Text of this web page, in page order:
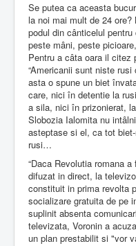
Se putea ca aceasta
la noi mai mult de 24
podul din cânticelul
peste mâni, peste
Pentru a câta oara il citez
“Americanii sunt niste
asta o spune un biet
care, nici în detentie la
a sila, nici în prizonierat,
Slobozia Ialomita nu
asteptase si el, ca tot
rusi…
“Daca Revolutia romana
difuzat in direct, la
constituit in prima revolta
socializare gratuita de pe
suplinit absenta
televizata, Voronin a
un plan prestabilit si "vor